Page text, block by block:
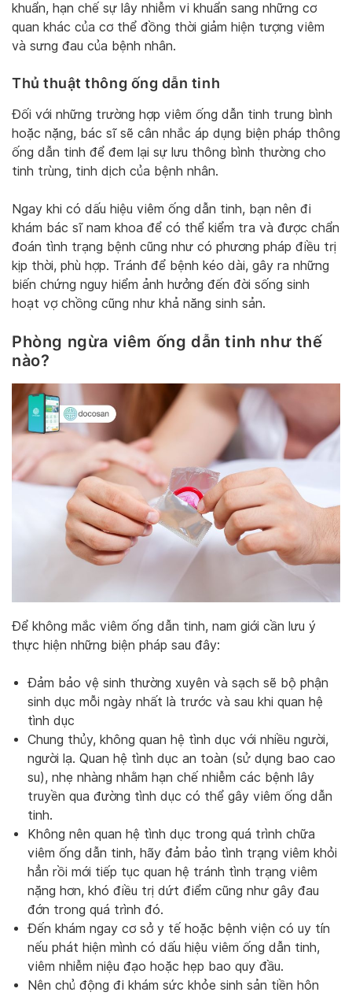
khuẩn, hạn chế sự lây nhiễm vi khuẩn sang những cơ
quan khác của cơ thể đồng thời giảm hiện tượng viêm
và sưng đau của bệnh nhân.
Thủ thuật thông ống dẫn tinh
Đối với những trường hợp viêm ống dẫn tinh trung bình
hoặc nặng, bác sĩ sẽ cân nhắc áp dụng biện pháp thông
ống dẫn tinh để đem lại sự lưu thông bình thường cho
tinh trùng, tinh dịch của bệnh nhân.
Ngay khi có dấu hiệu viêm ống dẫn tinh, bạn nên đi
khám bác sĩ nam khoa để có thể kiểm tra và được chẩn
đoán tình trạng bệnh cũng như có phương pháp điều trị
kịp thời, phù hợp. Tránh để bệnh kéo dài, gây ra những
biến chứng nguy hiểm ảnh hưởng đến đời sống sinh
hoạt vợ chồng cũng như khả năng sinh sản.
Phòng ngừa viêm ống dẫn tinh như thế
nào?
Để không mắc viêm ống dẫn tinh, nam giới cần lưu ý
thực hiện những biện pháp sau đây:
Đảm bảo vệ sinh thường xuyên và sạch sẽ bộ phận
sinh dục mỗi ngày nhất là trước và sau khi quan hệ
tình dục
Chung thủy, không quan hệ tình dục với nhiều người,
người lạ. Quan hệ tình dục an toàn (sử dụng bao cao
su), nhẹ nhàng nhằm hạn chế nhiễm các bệnh lây
truyền qua đường tình dục có thể gây viêm ống dẫn
tinh.
Không nên quan hệ tình dục trong quá trình chữa
viêm ống dẫn tinh, hãy đảm bảo tình trạng viêm khỏi
hẳn rồi mới tiếp tục quan hệ tránh tình trạng viêm
nặng hơn, khó điều trị dứt điểm cũng như gây đau
đớn trong quá trình đó.
Đến khám ngay cơ sở y tế hoặc bệnh viện có uy tín
nếu phát hiện mình có dấu hiệu viêm ống dẫn tinh,
viêm nhiễm niệu đạo hoặc hẹp bao quy đầu.
Nên chủ động đi khám sức khỏe sinh sản tiền hôn